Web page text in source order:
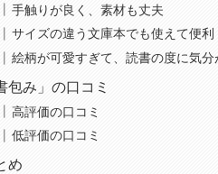
手触りが良く、素材も丈夫
サイズの違う文庫本でも使えて便利
絵柄が可愛すぎて、読書の度に気
包み」の口コミ
高評価の口コミ
低評価の口コミ
め